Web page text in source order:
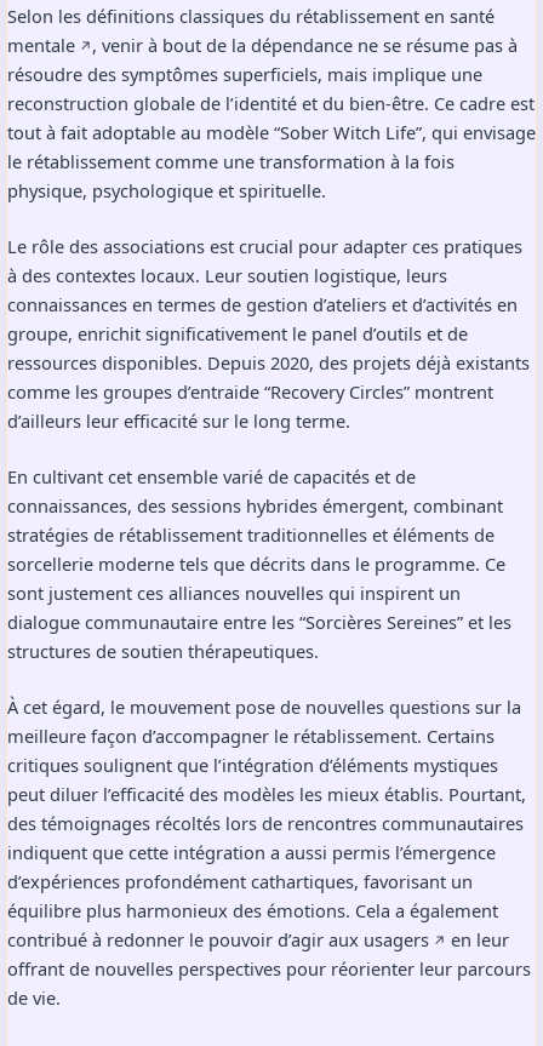
Selon les définitions classiques du rétablissement en santé
mentale ↗️ , venir à bout de la dépendance ne se résume pas à
résoudre des symptômes superficiels, mais implique une
reconstruction globale de l’identité et du bien-être. Ce cadre est
tout à fait adoptable au modèle “Sober Witch Life”, qui envisage
le rétablissement comme une transformation à la fois
physique, psychologique et spirituelle.
Le rôle des associations est crucial pour adapter ces pratiques
à des contextes locaux. Leur soutien logistique, leurs
connaissances en termes de gestion d’ateliers et d’activités en
groupe, enrichit significativement le panel d’outils et de
ressources disponibles. Depuis 2020, des projets déjà existants
comme les groupes d’entraide “Recovery Circles” montrent
d’ailleurs leur efficacité sur le long terme.
En cultivant cet ensemble varié de capacités et de
connaissances, des sessions hybrides émergent, combinant
stratégies de rétablissement traditionnelles et éléments de
sorcellerie moderne tels que décrits dans le programme. Ce
sont justement ces alliances nouvelles qui inspirent un
dialogue communautaire entre les “Sorcières Sereines” et les
structures de soutien thérapeutiques.
À cet égard, le mouvement pose de nouvelles questions sur la
meilleure façon d’accompagner le rétablissement. Certains
critiques soulignent que l’intégration d’éléments mystiques
peut diluer l’efficacité des modèles les mieux établis. Pourtant,
des témoignages récoltés lors de rencontres communautaires
indiquent que cette intégration a aussi permis l’émergence
d’expériences profondément cathartiques, favorisant un
équilibre plus harmonieux des émotions. Cela a également
contribué à redonner le pouvoir d’agir aux usagers ↗️ en leur
offrant de nouvelles perspectives pour réorienter leur parcours
de vie.